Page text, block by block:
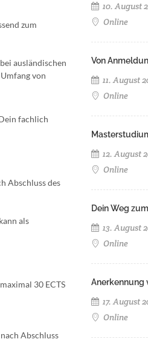
zum
ausländischen
von
fachlich
Abschluss des
als
30 ECTS
Abschluss
10. August
Online
Von
11. August
Online
12. August
Online
Dein Weg
13. August
Online
Anerkennung
17. August
Online